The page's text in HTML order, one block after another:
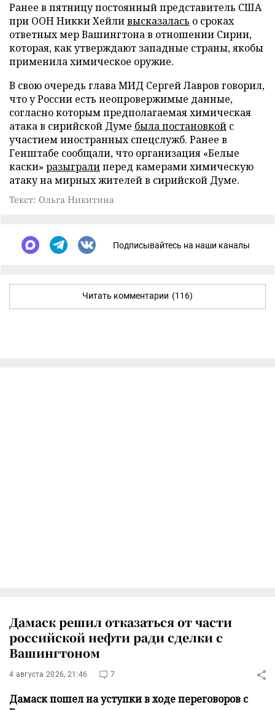
Ранее в пятницу постоянный представитель США
при ООН Никки Хейливысказалась о сроках
ответных мер Вашингтона в отношении Сирии,
которая, как утверждают западные страны, якобы
применила химическое оружие.
В свою очередь глава МИД Сергей Лавров говорил,
что у России есть неопровержимые данные,
согласно которым предполагаемая химическая
атака в сирийской Думе была постановкой с
участием иностранных спецслужб. Ранее в
Генштабе сообщали, что организация «Белые
каски» разыгралиперед камерами химическую
атаку на мирных жителей в сирийской Думе.
Текст: Ольга Никитина
Подписывайтесь на наши каналы
Читать комментарии (116)
Дамаск решил отказаться от части
российской нефти ради сделки с
Вашингтоном
4 августа 2026, 21:46 7
Дамаск пошел на уступки в ходе переговоров с